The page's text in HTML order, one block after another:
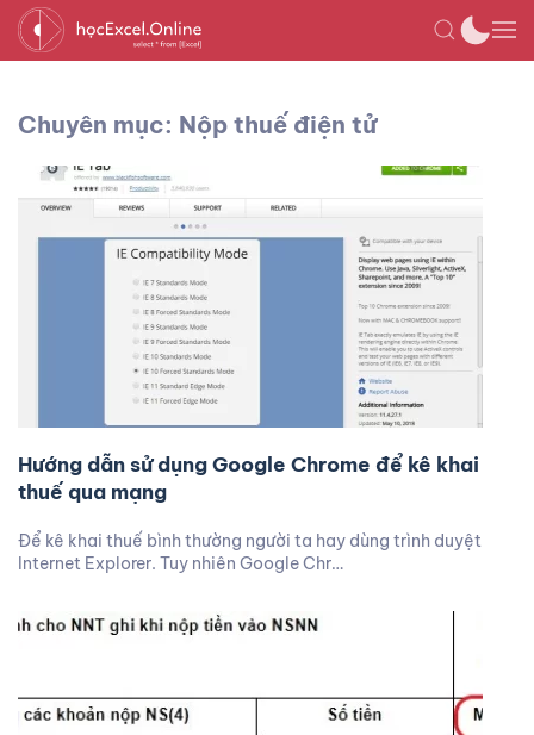
Chuyên mục: Nộp thuế điện tử
Hướng dẫn sử dụng Google Chrome để kê khai
thuế qua mạng
Để kê khai thuế bình thường người ta hay dùng trình duyệt
Internet Explorer. Tuy nhiên Google Chr…